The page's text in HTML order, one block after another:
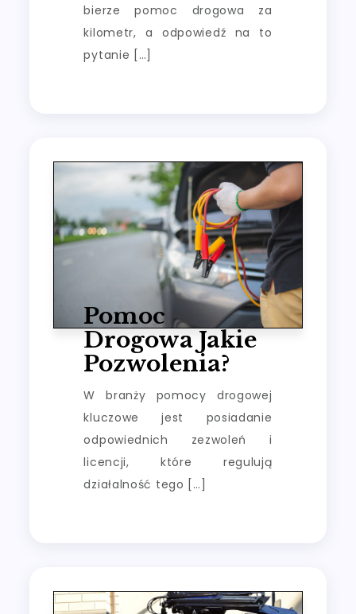
bierze pomoc drogowa za
kilometr, a odpowiedź na to
pytanie […]
Pomoc
Drogowa Jakie
Pozwolenia?
W branży pomocy drogowej
kluczowe jest posiadanie
odpowiednich zezwoleń i
licencji, które regulują
działalność tego […]